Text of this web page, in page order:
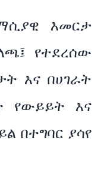
እመርታ
የተደረሰው
እና በሀገራት
የውይይት እና
በተግባር ያሳየ